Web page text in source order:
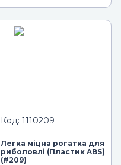
Код: 1110209
Легка міцна рогатка для
риболовлі (Пластик ABS)
(#209)